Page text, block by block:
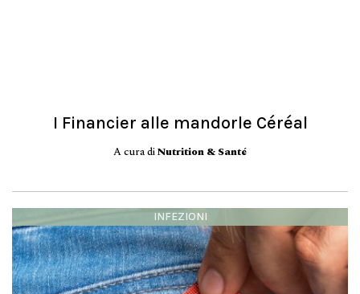
I Financier alle mandorle Céréal
A cura diNutrition & Santé
INFEZIONI